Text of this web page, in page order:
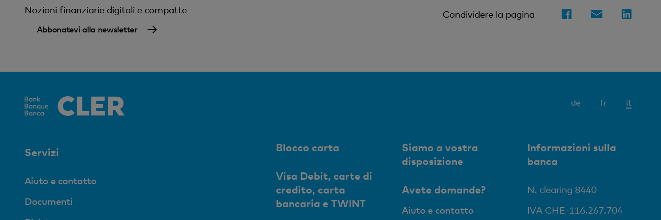
Nozioni finanziarie digitali e compatte
Abbonatevi alla newsletter
Condividere la pagina
de fr it
Servizi
Aiuto e contatto
Documenti
Blocco carta
Visa Debit, carte di
credito, carta
bancaria e TWINT
Siamo a vostra
disposizione
Avete domande?
Aiuto e contatto
Informazioni sulla
banca
N. clearing 8440
IVA CHE-116.267.704